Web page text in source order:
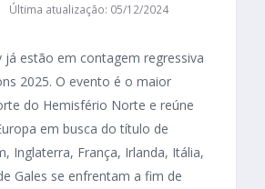
Última atualização: 05/12/2024
já estão em contagem regressiva
2025. O evento é o maior
do Hemisfério Norte e reúne
em busca do título de
Inglaterra, França, Irlanda, Itália,
Gales se enfrentam a fim de